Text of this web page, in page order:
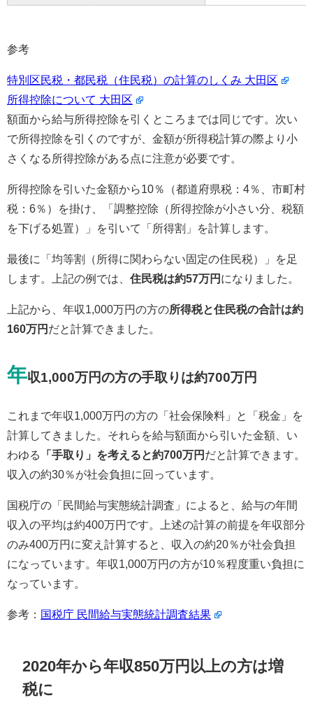
参考
特別区民税・都民税（住民税）の計算のしくみ 大田区
所得控除について 大田区
額面から給与所得控除を引くところまでは同じです。次い
で所得控除を引くのですが、金額が所得税計算の際より小
さくなる所得控除がある点に注意が必要です。
所得控除を引いた金額から10％（都道府県税：4％、市町村
税：6％）を掛け、「調整控除（所得控除が小さい分、税額
を下げる処置）」を引いて「所得割」を計算します。
最後に「均等割（所得に関わらない固定の住民税）」を足
します。上記の例では、 住民税は約57万円 になりました。
上記から、年収1,000万円の方の所得税と住民税の合計は約
160万円 だと計算できました。
年収1,000万円の方の手取りは約700万円
これまで年収1,000万円の方の「社会保険料」と「税金」を
計算してきました。それらを給与額面から引いた金額、い
わゆる
「手取り」を考えると約700万円 だと計算できます。
収入の約30％が社会負担に回っています。
国税庁の「民間給与実態統計調査」によると、給与の年間
収入の平均は約400万円です。上述の計算の前提を年収部分
のみ400万円に変え計算すると、収入の約20％が社会負担
になっています。年収1,000万円の方が10％程度重い負担に
なっています。
参考： 国税庁 民間給与実態統計調査結果
2020年から年収850万円以上の方は増
税に